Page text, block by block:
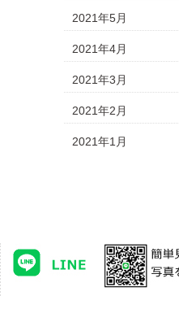
2021年5月
2021年4月
2021年3月
2021年2月
2021年1月